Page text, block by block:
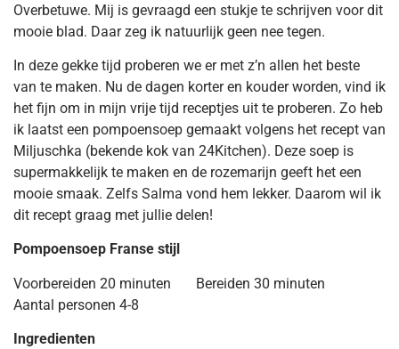
Overbetuwe. Mij is gevraagd een stukje te schrijven voor dit
mooie blad. Daar zeg ik natuurlijk geen nee tegen.
In deze gekke tijd proberen we er met z’n allen het beste
van te maken. Nu de dagen korter en kouder worden, vind ik
het fijn om in mijn vrije tijd receptjes uit te proberen. Zo heb
ik laatst een pompoensoep gemaakt volgens het recept van
Miljuschka (bekende kok van 24Kitchen). Deze soep is
supermakkelijk te maken en de rozemarijn geeft het een
mooie smaak. Zelfs Salma vond hem lekker. Daarom wil ik
dit recept graag met jullie delen!
Pompoensoep Franse stijl
Voorbereiden 20 minuten Bereiden 30 minuten
Aantal personen 4-8
Ingredienten